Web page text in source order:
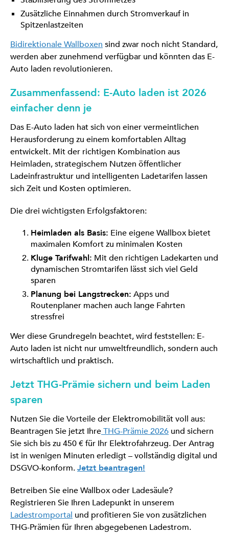
Zusätzliche Einnahmen durch Stromverkauf in
Spitzenlastzeiten
Bidirektionale Wallboxen sind zwar noch nicht Standard,
werden aber zunehmend verfügbar und könnten das E-
Auto laden revolutionieren.
Zusammenfassend: E-Auto laden ist 2026
einfacher denn je
Das E-Auto laden hat sich von einer vermeintlichen
Herausforderung zu einem komfortablen Alltag
entwickelt. Mit der richtigen Kombination aus
Heimladen, strategischem Nutzen öffentlicher
Ladeinfrastruktur und intelligenten Ladetarifen lassen
sich Zeit und Kosten optimieren.
Die drei wichtigsten Erfolgsfaktoren:
Heimladen als Basis: Eine eigene Wallbox bietet
maximalen Komfort zu minimalen Kosten
Kluge Tarifwahl: Mit den richtigen Ladekarten und
dynamischen Stromtarifen lässt sich viel Geld
sparen
Planung bei Langstrecken: Apps und
Routenplaner machen auch lange Fahrten
stressfrei
Wer diese Grundregeln beachtet, wird feststellen: E-
Auto laden ist nicht nur umweltfreundlich, sondern auch
wirtschaftlich und praktisch.
Jetzt THG-Prämie sichern und beim Laden
sparen
Nutzen Sie die Vorteile der Elektromobilität voll aus:
Beantragen Sie jetzt IhreTHG-Prämie 2026 und sichern
Sie sich bis zu 450 € für Ihr Elektrofahrzeug. Der Antrag
ist in wenigen Minuten erledigt – vollständig digital und
DSGVO-konform.Jetzt beantragen!
Betreiben Sie eine Wallbox oder Ladesäule?
Registrieren Sie Ihren Ladepunkt in unserem
Ladestromportal und profitieren Sie von zusätzlichen
THG-Prämien für Ihren abgegebenen Ladestrom.